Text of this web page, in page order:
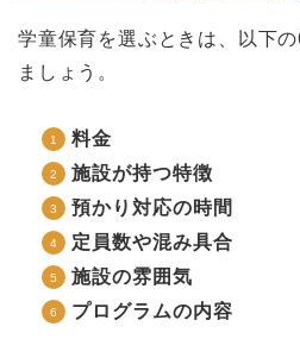
学童保育を選ぶときは、以下
ましょう。
料金
施設が持つ特徴
預かり対応の時間
定員数や混み具合
施設の雰囲気
プログラムの内容